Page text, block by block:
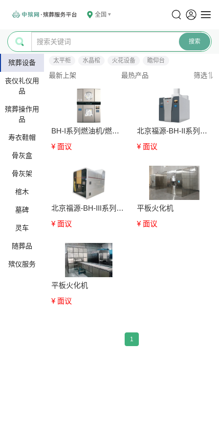
全国
殡葬设备
丧仪礼仪用
品
殡葬操作用
品
寿衣鞋帽
骨灰盒
骨灰架
棺木
墓碑
灵车
随葬品
殡仪服务
太平柜 水晶棺 火花设备 瞻仰台
最新上架 最热产品 筛选
BH-I系列燃油机/燃气火化机
¥ 面议
北京福源-BH-II系列燃油机/燃气火化机
¥ 面议
北京福源-BH-III系列燃油机/燃气火化机
¥ 面议
平板火化机
¥ 面议
平板火化机
¥ 面议
1